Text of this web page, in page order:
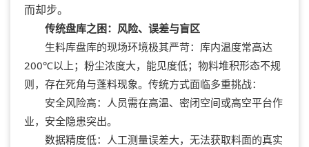
而却步。
传统盘库之困：风险、误差与盲区
生料库盘库的现场环境极其严苛：库内温度常高达
200℃以上；粉尘浓度大，能见度低；物料堆积形态不规
则，存在死角与蓬料现象。传统方式面临多重挑战：
安全风险高：人员需在高温、密闭空间或高空平台作
业，安全隐患突出。
数据精度低：人工测量误差大，无法获取料面的真实